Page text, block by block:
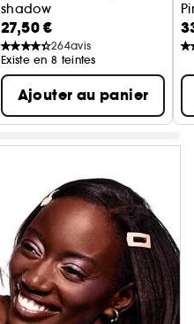
shadow
Fard à paupières crayon
27,50 €
264avis
Existe en 8 teintes
Ajouter au panier